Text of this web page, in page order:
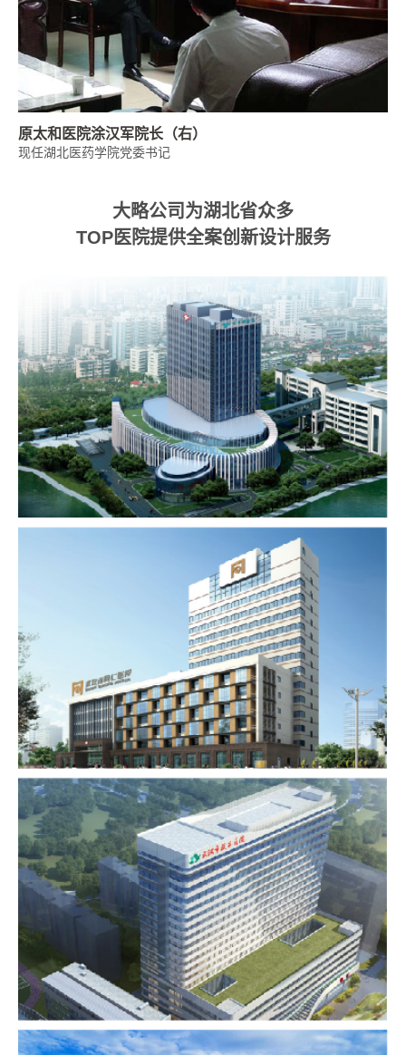
原太和医院涂汉军院长（右）
现任湖北医药学院党委书记
大略公司为湖北省众多
TOP医院提供全案创新设计服务